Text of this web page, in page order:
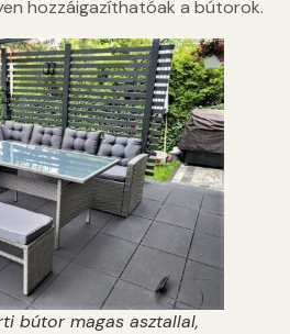
hozzáigazíthatóak a bútorok.
bútor magas asztallal,